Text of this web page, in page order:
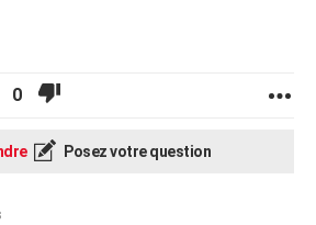
0
Posez votre question